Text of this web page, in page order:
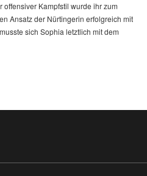
Kampfstil wurde ihr zum
Ansatz der Nürtingerin erfolgreich mit
sich Sophia letztlich mit dem